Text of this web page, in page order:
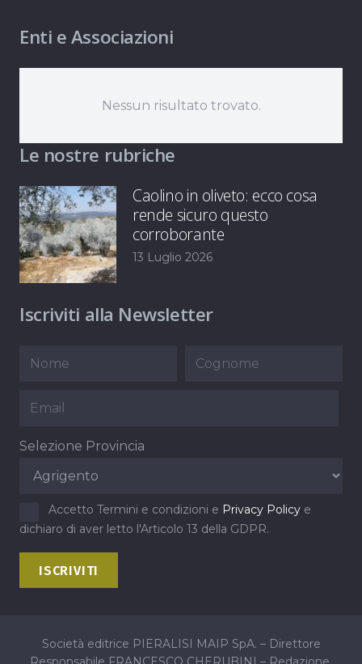
Enti e Associazioni
Nessun risultato trovato.
Le nostre rubriche
Caolino in oliveto: ecco cosa
rende sicuro questo
corroborante
13 Luglio 2026
Iscriviti alla Newsletter
Selezione Provincia
Accetto Termini e condizioni e Privacy Policy e
dichiaro di aver letto l'Articolo 13 della GDPR.
Società editrice PIERALISI MAIP SpA. – Direttore